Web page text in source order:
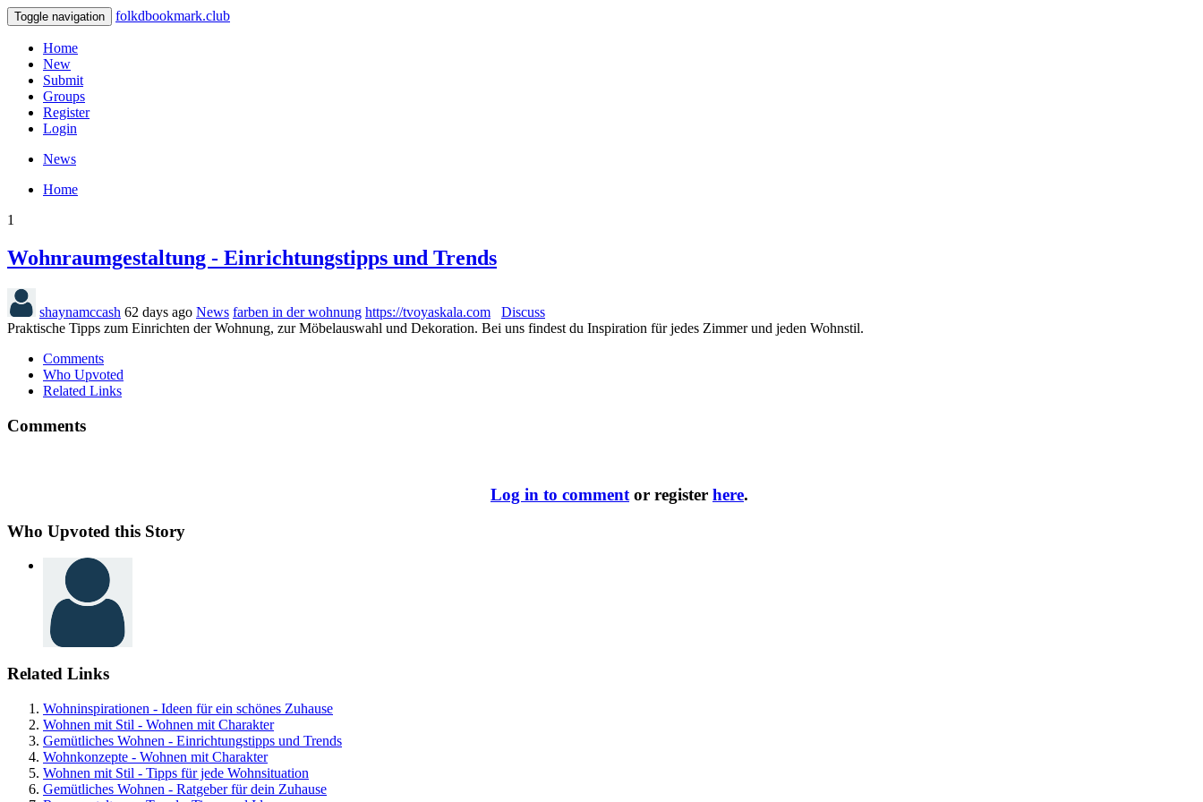
Toggle navigation folkdbookmark.club
Home
New
Submit
Groups
Register
Login
News
Home
1
Wohnraumgestaltung - Einrichtungstipps und Trends
shaynamccash 62 days ago News farben in der wohnung https://tvoyaskala.com
Discuss
Praktische Tipps zum Einrichten der Wohnung, zur Möbelauswahl und Dekoration. Bei uns findest du Inspiration für jedes Zimmer und jeden Wohnstil.
Comments
Who Upvoted
Related Links
Comments
Log in to comment or register here.
Who Upvoted this Story
Related Links
Wohninspirationen - Ideen für ein schönes Zuhause
Wohnen mit Stil - Wohnen mit Charakter
Gemütliches Wohnen - Einrichtungstipps und Trends
Wohnkonzepte - Wohnen mit Charakter
Wohnen mit Stil - Tipps für jede Wohnsituation
Gemütliches Wohnen - Ratgeber für dein Zuhause